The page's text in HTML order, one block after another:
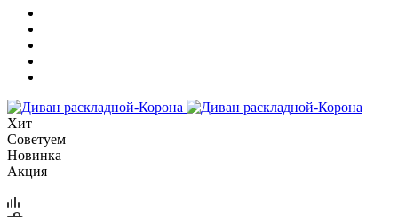
Хит
Советуем
Новинка
Акция